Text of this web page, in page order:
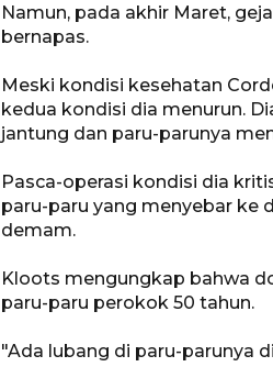
Namun, pada akhir Maret,
bernapas.
Meski kondisi kesehatan
kedua kondisi dia menurun.
jantung dan paru-parunya
Pasca-operasi kondisi dia
paru-paru yang menyebar ke
demam.
Kloots mengungkap bahwa
paru-paru perokok 50 tahun.
"Ada lubang di paru-parunya